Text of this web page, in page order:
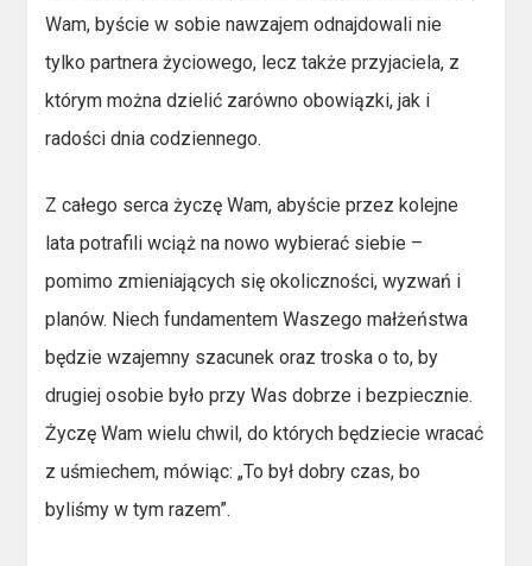
Wam, byście w sobie nawzajem odnajdowali nie
tylko partnera życiowego, lecz także przyjaciela, z
którym można dzielić zarówno obowiązki, jak i
radości dnia codziennego.
Z całego serca życzę Wam, abyście przez kolejne
lata potrafili wciąż na nowo wybierać siebie –
pomimo zmieniających się okoliczności, wyzwań i
planów. Niech fundamentem Waszego małżeństwa
będzie wzajemny szacunek oraz troska o to, by
drugiej osobie było przy Was dobrze i bezpiecznie.
Życzę Wam wielu chwil, do których będziecie wracać
z uśmiechem, mówiąc: „To był dobry czas, bo
byliśmy w tym razem”.